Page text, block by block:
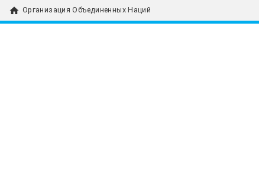
home Организация Объединенных Наций